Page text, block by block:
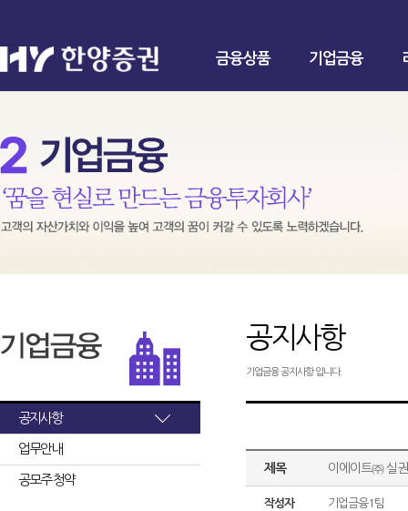
금융상품 기업금융
공지사항
업무안내
공모주 청약
공지사항
기업금융 공지사항 입니다.
제목 이에이트㈜ 실
작성자 기업금융1팀